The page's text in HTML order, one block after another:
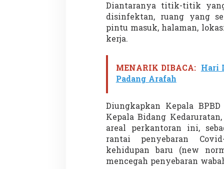
a
n
d
k
o
r
a
n
Diantaranya titik-titik
disinfektan, ruang yang
pintu masuk, halaman,
kerja.
MENARIK DIBACA: Hari
Padang Arafah
Diungkapkan Kepala
Kepala Bidang
areal perkantoran ini,
rantai penyebaran
kehidupan baru (new
mencegah penyebaran